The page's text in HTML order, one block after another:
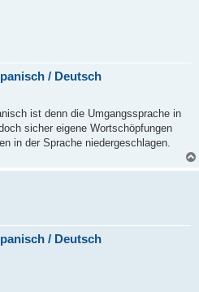
/ Deutsch
ist denn die Umgangssprache in
sicher eigene Wortschöpfungen
in der Sprache niedergeschlagen.
/ Deutsch